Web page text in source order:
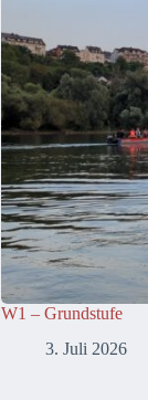
W1 – Grundstufe
3. Juli 2026